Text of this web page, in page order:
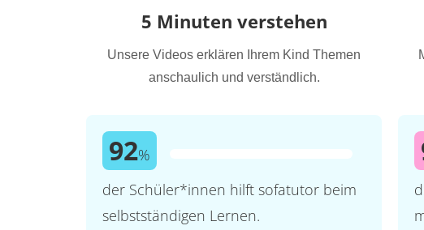
5 Minuten verstehen
Unsere Videos erklären Ihrem Kind Themen
anschaulich und verständlich.
92%
der Schüler*innen hilft sofatutor beim
selbstständigen Lernen.